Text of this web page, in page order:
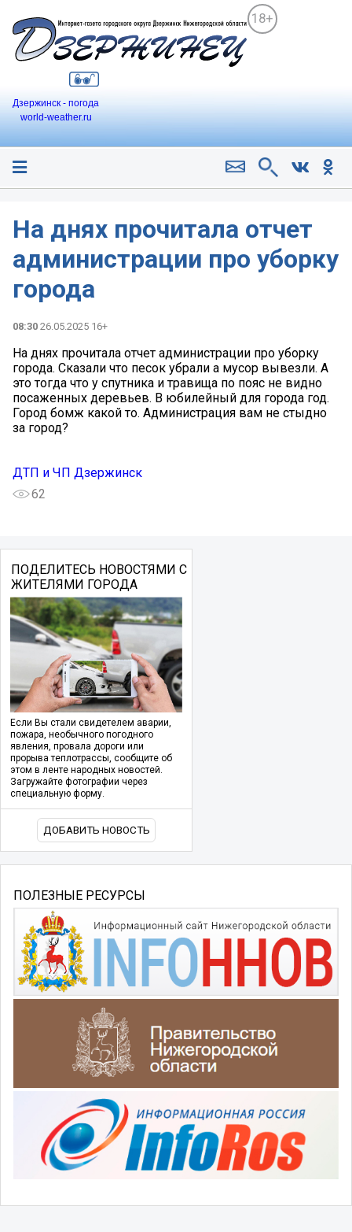
18+
Дзержинск - погода
world-weather.ru
На днях прочитала отчет
администрации про уборку
города
08:30 26.05.2025 16+
На днях прочитала отчет администрации про уборку
города. Сказали что песок убрали а мусор вывезли. А
это тогда что у спутника и травища по пояс не видно
посаженных деревьев. В юбилейный для города год.
Город бомж какой то. Администрация вам не стыдно
за город?
ДТП и ЧП Дзержинск
62
ПОДЕЛИТЕСЬ НОВОСТЯМИ С
ЖИТЕЛЯМИ ГОРОДА
Если Вы стали свидетелем аварии,
пожара, необычного погодного
явления, провала дороги или
прорыва теплотрассы, сообщите об
этом в ленте народных новостей.
Загружайте фотографии через
специальную форму.
ДОБАВИТЬ НОВОСТЬ
ПОЛЕЗНЫЕ РЕСУРСЫ